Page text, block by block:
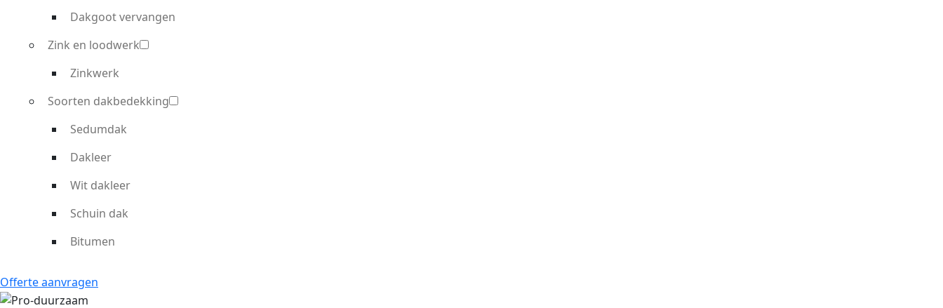
Dakgoot vervangen
Zink en loodwerk
Zinkwerk
Soorten dakbedekking
Sedumdak
Dakleer
Wit dakleer
Schuin dak
Bitumen
De dakdekker
voor duurzame
dak reparatie en
vervanging.
Met ons team aan gediplomeerde dakdekkers bieden we persoonlijke
Ervaren dakdekkers, duurzaam resultaat
Met meer dan 8 jaar ervaring in bitumen dakreparatie weet je zeker dat je bij ons goed zit. De Pro-duurzaam dakdekkers zijn volledig gecertificeerd, werken zonder
Offerte aanvragen